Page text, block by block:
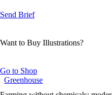
Send Brief
Want to Buy Illustrations?
Go to Shop
Greenhouse